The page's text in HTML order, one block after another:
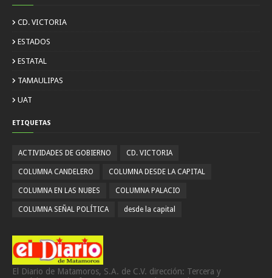
CD. VICTORIA
ESTADOS
ESTATAL
TAMAULIPAS
UAT
ETIQUETAS
ACTIVIDADES DE GOBIERNO CD. VICTORIA
COLUMNA CANDELERO COLUMNA DESDE LA CAPITAL
COLUMNA EN LAS NUBES COLUMNA PALACIO
COLUMNA SEÑAL POLÍTICA desde la capital
El Diario de Matamoros, S.A. de C.V. dirección: Tercera y